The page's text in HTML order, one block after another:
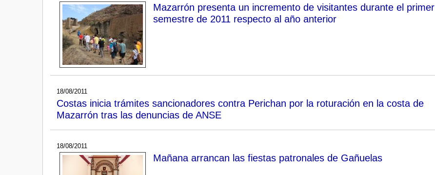
Mazarrón presenta un incremento de visitantes durante el primer
semestre de 2011 respecto al año anterior
18/08/2011
Costas inicia trámites sancionadores contra Perichan por la roturación en la costa de
Mazarrón tras las denuncias de ANSE
18/08/2011
Mañana arrancan las fiestas patronales de Gañuelas